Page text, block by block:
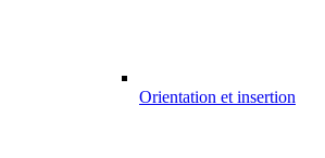
Orientation et insertion